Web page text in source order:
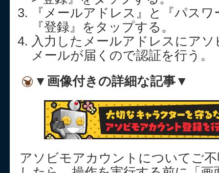
『メールアドレス』と『パス
『登録』をタップする。
入力したメールアドレスにア
メールが届くので認証を行う。
▼画像付きの詳細な記事▼
アソビモアカウントについてご